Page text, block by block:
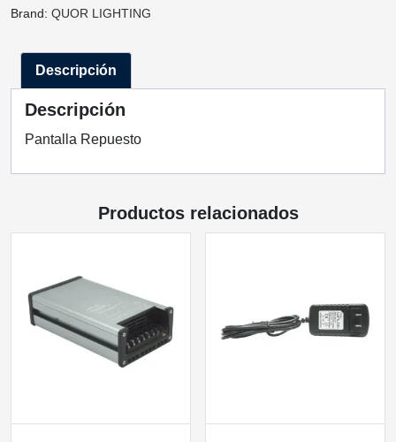
PARA
BK
QUOR
LIGHTING
cantidad
Brand: QUOR LIGHTING
Descripción
Descripción
Pantalla Repuesto
Productos relacionados